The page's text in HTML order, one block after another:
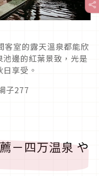
客室的露天溫泉都能欣
邊的紅葉景致，光是
享受。
子277
－四万温泉 や